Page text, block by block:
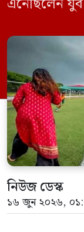
হয়েছে
ভিডিও।
গোলবারের
থাকা এক
তিনি।
নিউজ ডেস্ক
১৬ জুন ২০২৬,